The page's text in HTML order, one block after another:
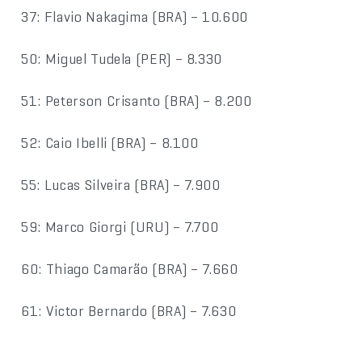
37: Flavio Nakagima (BRA) – 10.600
50: Miguel Tudela (PER) – 8.330
51: Peterson Crisanto (BRA) – 8.200
52: Caio Ibelli (BRA) – 8.100
55: Lucas Silveira (BRA) – 7.900
59: Marco Giorgi (URU) – 7.700
60: Thiago Camarão (BRA) – 7.660
61: Victor Bernardo (BRA) – 7.630